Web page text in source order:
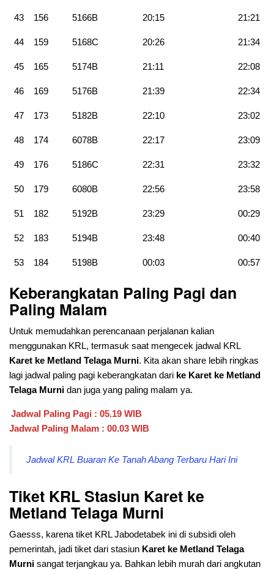
43 156 5166B 20:15 21:21
44 159 5168C 20:26 21:34
45 165 5174B 21:11 22:08
46 169 5176B 21:39 22:34
47 173 5182B 22:10 23:02
48 174 6078B 22:17 23:09
49 176 5186C 22:31 23:32
50 179 6080B 22:56 23:58
51 182 5192B 23:29 00:29
52 183 5194B 23:48 00:40
53 184 5198B 00:03 00:57
Keberangkatan Paling Pagi dan
Paling Malam
Untuk memudahkan perencanaan perjalanan kalian
menggunakan KRL, termasuk saat mengecek jadwal KRL
Karet ke Metland Telaga Murni. Kita akan share lebih ringkas
lagi jadwal paling pagi keberangkatan dari ke Karet ke Metland
Telaga Murni dan juga yang paling malam ya.
Jadwal Paling Pagi : 05.19 WIB
Jadwal Paling Malam : 00.03 WIB
Jadwal KRL Buaran Ke Tanah Abang Terbaru Hari Ini
Tiket KRL Stasiun Karet ke
Metland Telaga Murni
Gaesss, karena tiket KRL Jabodetabek ini di subsidi oleh
pemerintah, jadi tiket dari stasiun Karet ke Metland Telaga
Murni sangat terjangkau ya. Bahkan lebih murah dari angkutan